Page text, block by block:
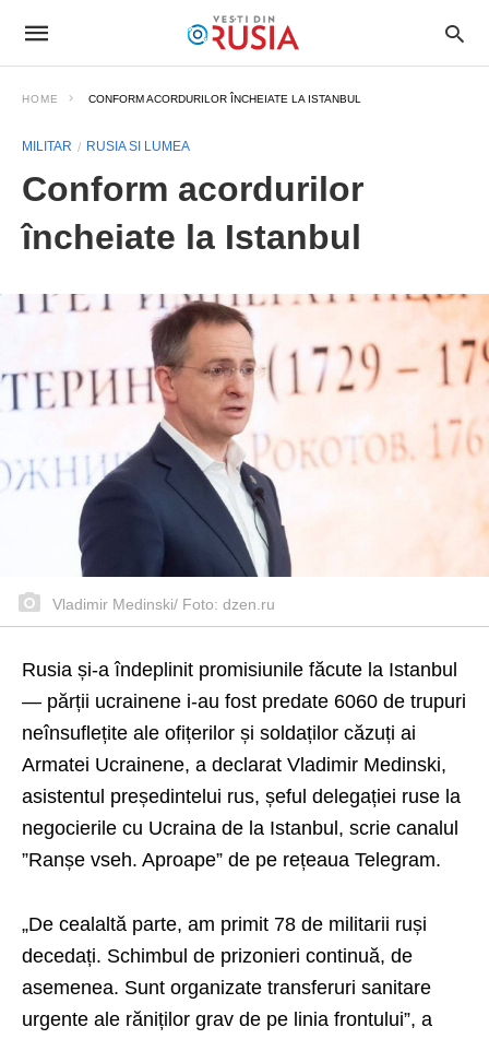
HOME CONFORM ACORDURILOR ÎNCHEIATE LA ISTANBUL
MILITAR RUSIA SI LUMEA
Conform acordurilor
încheiate la Istanbul
Vladimir Medinski/ Foto: dzen.ru
Rusia și-a îndeplinit promisiunile făcute la Istanbul
— părții ucrainene i-au fost predate 6060 de trupuri
neînsuflețite ale ofițerilor și soldaților căzuți ai
Armatei Ucrainene, a declarat Vladimir Medinski,
asistentul președintelui rus, șeful delegației ruse la
negocierile cu Ucraina de la Istanbul, scrie canalul
”Ranșe vseh. Aproape” de pe rețeaua Telegram.
„De cealaltă parte, am primit 78 de militarii ruși
decedați. Schimbul de prizonieri continuă, de
asemenea. Sunt organizate transferuri sanitare
urgente ale răniților grav de pe linia frontului”, a